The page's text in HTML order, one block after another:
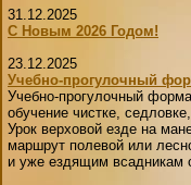
31.12.2025
С Новым 2026 Годом!
23.12.2025
Учебно-прогулочный
Учебно-прогулочный
обучение чистке,
Урок верховой езде на
маршрут полевой или
и уже ездящим всадникам